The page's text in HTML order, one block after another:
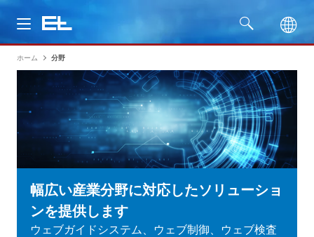
製品
分野
サービス
会社名
ホーム 分野
幅広い産業分野に対応したソリューショ
ンを提供します
ウェブガイドシステム、ウェブ制御、ウェブ検査